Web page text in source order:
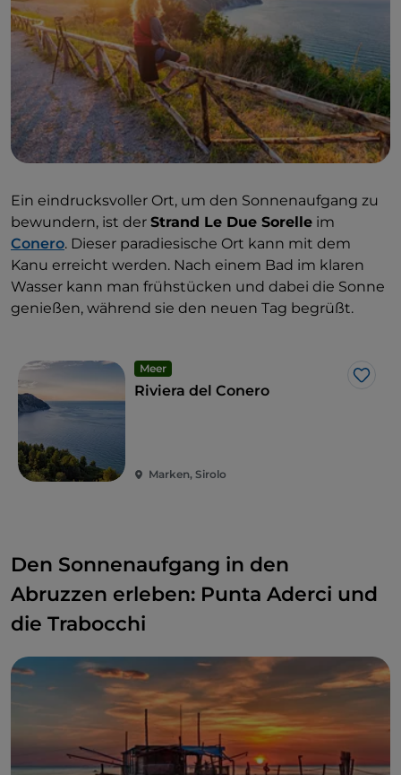
Ein eindrucksvoller Ort, um den Sonnenaufgang zu
bewundern, ist der Strand Le Due Sorelle im
Conero. Dieser paradiesische Ort kann mit dem
Kanu erreicht werden. Nach einem Bad im klaren
Wasser kann man frühstücken und dabei die Sonne
genießen, während sie den neuen Tag begrüßt.
Meer
Like
Riviera del Conero
Marken, Sirolo
Den Sonnenaufgang in den
Abruzzen erleben: Punta Aderci und
die Trabocchi